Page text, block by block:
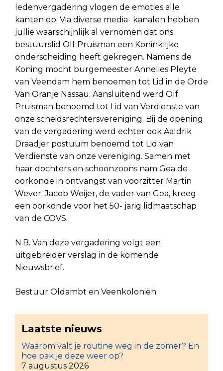
ledenvergadering vlogen de emoties alle
kanten op. Via diverse media- kanalen hebben
jullie waarschijnlijk al vernomen dat ons
bestuurslid Olf Pruisman een Koninklijke
onderscheiding heeft gekregen. Namens de
Koning mocht burgemeester Annelies Pleyte
van Veendam hem benoemen tot Lid in de Orde
Van Oranje Nassau. Aansluitend werd Olf
Pruisman benoemd tot Lid van Verdienste van
onze scheidsrechtersvereniging. Bij de opening
van de vergadering werd echter ook Aaldrik
Draadjer postuum benoemd tot Lid van
Verdienste van onze vereniging. Samen met
haar dochters en schoonzoons nam Gea de
oorkonde in ontvangst van voorzitter Martin
Wever. Jacob Weijer, de vader van Gea, kreeg
een oorkonde voor het 50- jarig lidmaatschap
van de COVS.
N.B. Van deze vergadering volgt een
uitgebreider verslag in de komende
Nieuwsbrief.
Bestuur Oldambt en Veenkoloniën
Laatste nieuws
Waarom valt je routine weg in de zomer? En
hoe pak je deze weer op?
7 augustus 2026